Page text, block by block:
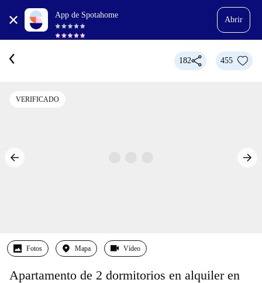
App de Spotahome
Abrir
182 455
VERIFICADO
Fotos Mapa Vídeo
Apartamento de 2 dormitorios en alquiler en